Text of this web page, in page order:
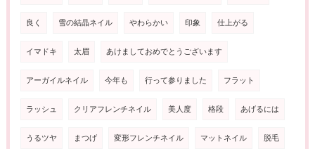
良く 雪の結晶ネイル やわらかい 印象 仕上がる
イマドキ 太眉 あけましておめでとうございます
アーガイルネイル 今年も 行って参りました フラット
ラッシュ クリアフレンチネイル 美人度 格段 あげるには
うるツヤ まつげ 変形フレンチネイル マットネイル 脱毛